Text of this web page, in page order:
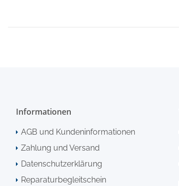
Informationen
AGB und Kundeninformationen
Zahlung und Versand
Datenschutzerklärung
Reparaturbegleitschein